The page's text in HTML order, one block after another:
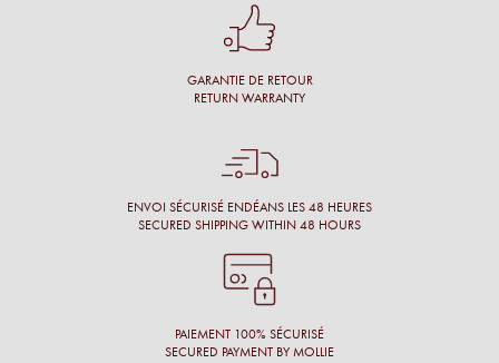
Conseil personnalisé et surtout une proposition de montures
de l’opticien et beaucoup de conscience professionnelle.
Conseil, large choix de montures, originalité des montures.
GARANTIE DE RETOUR
RETURN WARRANTY
ENVOI SÉCURISÉ ENDÉANS LES 48 HEURES
SECURED SHIPPING WITHIN 48 HOURS
PAIEMENT 100% SÉCURISÉ
SECURED PAYMENT BY MOLLIE